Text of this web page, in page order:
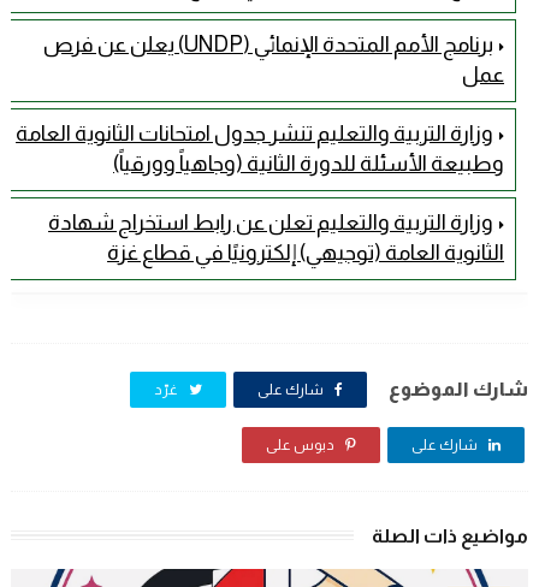
برنامج الأمم المتحدة الإنمائي (UNDP) يعلن عن فرص
عمل
وزارة التربية والتعليم تنشر جدول امتحانات الثانوية العامة
وطبيعة الأسئلة للدورة الثانية (وجاهياً وورقياً)
وزارة التربية والتعليم تعلن عن رابط استخراج شهادة
الثانوية العامة (توجيهي) إلكترونيًا في قطاع غزة
شارك الموضوع شارك على غرّد
شارك على دبوس على
مواضيع ذات الصلة